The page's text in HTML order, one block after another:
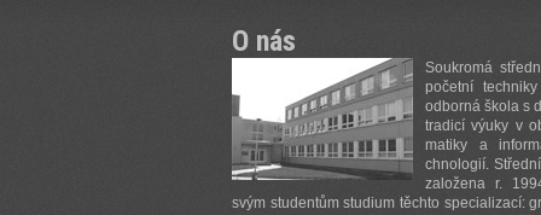
O nás
Sou­kro­má
po­če­tní
od­bor­ná ško­la s
tra­di­cí vý­u­ky v
ma­ti­ky a
chno­lo­gií.
za­lo­že­na r.
svým stu­de­ntům stu­di­um těchto spe­ci­a­li­za­cí: